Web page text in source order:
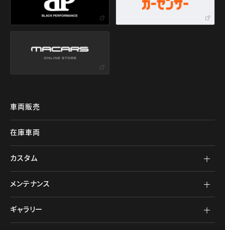
車両販売
在庫車両
カスタム
メンテナンス
ギャラリー